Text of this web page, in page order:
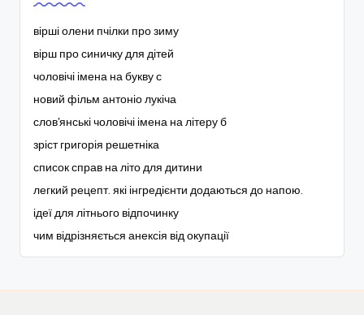
вірші олени пчілки про зиму
вірш про синичку для дітей
чоловічі імена на букву с
новий фільм антоніо лукіча
слов'янські чоловічі імена на літеру б
зріст григорія решетніка
список справ на літо для дитини
легкий рецепт. які інгредієнти додаються до напою.
ідеї для літнього відпочинку
чим відрізняється анексія від окупації